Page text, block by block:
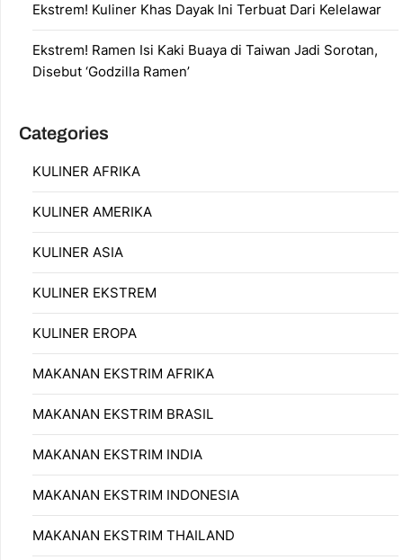
Ekstrem! Kuliner Khas Dayak Ini Terbuat Dari Kelelawar
Ekstrem! Ramen Isi Kaki Buaya di Taiwan Jadi Sorotan,
Disebut ‘Godzilla Ramen’
Categories
KULINER AFRIKA
KULINER AMERIKA
KULINER ASIA
KULINER EKSTREM
KULINER EROPA
MAKANAN EKSTRIM AFRIKA
MAKANAN EKSTRIM BRASIL
MAKANAN EKSTRIM INDIA
MAKANAN EKSTRIM INDONESIA
MAKANAN EKSTRIM THAILAND